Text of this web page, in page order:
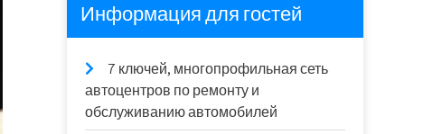
Информация для гостей
7 ключей, многопрофильная сеть
автоцентров по ремонту и
обслуживанию автомобилей